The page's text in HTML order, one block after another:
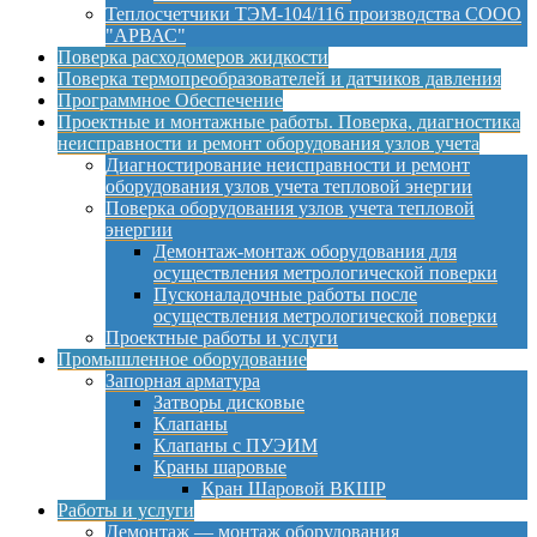
Теплосчетчики ТЭМ-104/116 производства СООО
"АРВАС"
Поверка расходомеров жидкости
Поверка термопреобразователей и датчиков давления
Программное Обеспечение
Проектные и монтажные работы. Поверка, диагностика
неисправности и ремонт оборудования узлов учета
Диагностирование неисправности и ремонт
оборудования узлов учета тепловой энергии
Поверка оборудования узлов учета тепловой
энергии
Демонтаж-монтаж оборудования для
осуществления метрологической поверки
Пусконаладочные работы после
осуществления метрологической поверки
Проектные работы и услуги
Промышленное оборудование
Запорная арматура
Затворы дисковые
Клапаны
Клапаны с ПУЭИМ
Краны шаровые
Кран Шаровой ВКШР
Работы и услуги
Демонтаж — монтаж оборудования